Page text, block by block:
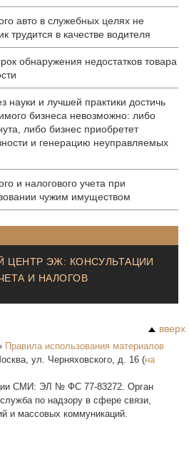
авто в служебных целях не
трудится в качестве водителя
обнаружения недостатков товара
науки и лучшей практики достичь
бизнеса невозможно: либо
либо бизнес приобретет
и генерацию неуправляемых
и налогового учета при
чужим имуществом
ЦЕНТР ЭЖ: КОНСУЛЬТАЦИИ
И НАЛОГОВ
вверх
Правила использования материалов
, ул. Черняховского, д. 16 (на
СМИ: ЭЛ № ФС 77-83272. Орган
по надзору в сфере связи,
и массовых коммуникаций.